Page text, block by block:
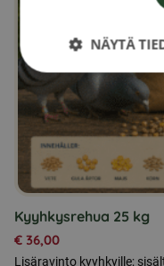
Kyyhkysrehua 25 kg
€ 36,00
Lisäravinto kyyhkyille;
NÄYTÄ